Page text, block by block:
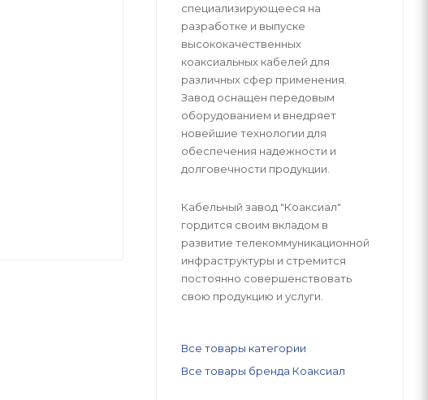
специализирующееся на
разработке и выпуске
высококачественных
коаксиальных кабелей для
различных сфер применения.
Завод оснащен передовым
оборудованием и внедряет
новейшие технологии для
обеспечения надежности и
долговечности продукции.
Кабельный завод "Коаксиал"
гордится своим вкладом в
развитие телекоммуникационной
инфраструктуры и стремится
постоянно совершенствовать
свою продукцию и услуги.
Все товары категории
Все товары бренда Коаксиал